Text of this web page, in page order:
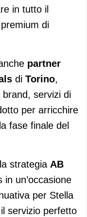
in tutto il
di
partner
di Torino,
servizi di
per arricchire
fase finale del
strategia AB
un’occasione
per Stella
servizio perfetto